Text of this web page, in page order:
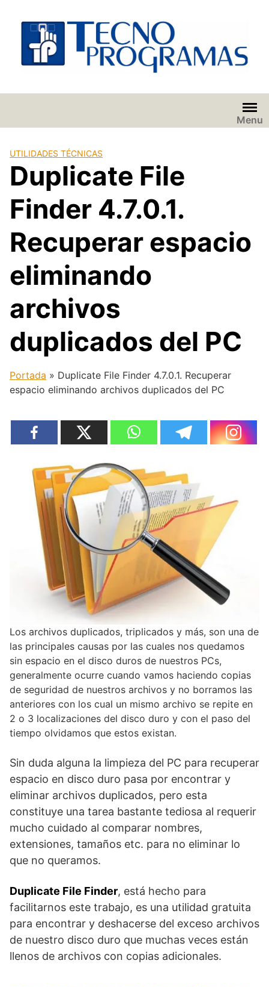
contenido
Menu
UTILIDADES TÉCNICAS
Duplicate File
Finder 4.7.0.1.
Recuperar espacio
eliminando
archivos
duplicados del PC
Portada » Duplicate File Finder 4.7.0.1. Recuperar
espacio eliminando archivos duplicados del PC
Los archivos duplicados, triplicados y más, son una de
las principales causas por las cuales nos quedamos
sin espacio en el disco duros de nuestros PCs,
generalmente ocurre cuando vamos haciendo copias
de seguridad de nuestros archivos y no borramos las
anteriores con los cual un mismo archivo se repite en
2 o 3 localizaciones del disco duro y con el paso del
tiempo olvidamos que estos existan.
Sin duda alguna la limpieza del PC para recuperar
espacio en disco duro pasa por encontrar y
eliminar archivos duplicados, pero esta
constituye una tarea bastante tediosa al requerir
mucho cuidado al comparar nombres,
extensiones, tamaños etc. para no eliminar lo
que no queramos.
Duplicate File Finder, está hecho para
facilitarnos este trabajo, es una utilidad gratuita
para encontrar y deshacerse del exceso archivos
de nuestro disco duro que muchas veces están
llenos de archivos con copias adicionales.